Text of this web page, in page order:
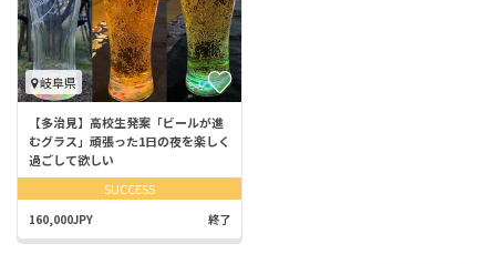
岐阜県
【多治見】高校生発案「ビールが進
むグラス」頑張った1日の夜を楽しく
過ごして欲しい
SUCCESS
160,000JPY 終了